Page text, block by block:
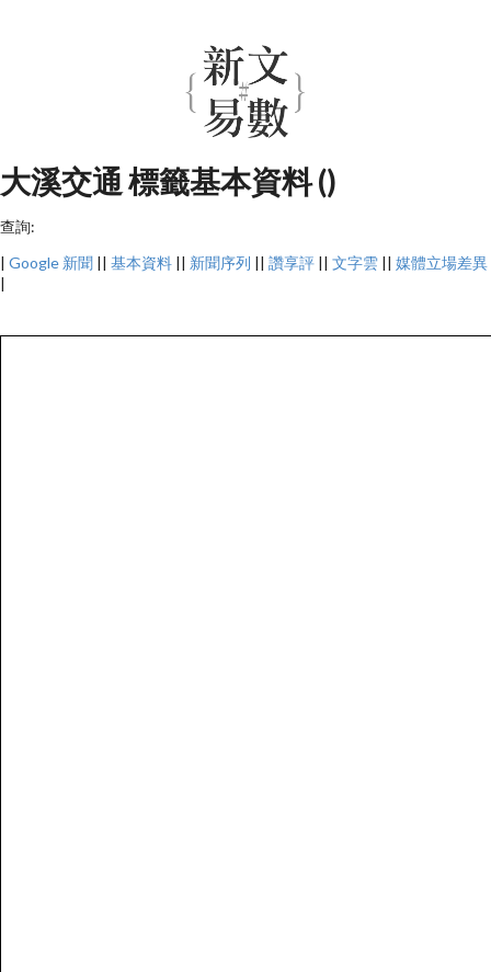
大溪交通 標籤基本資料 ()
查詢:
| Google 新聞 || 基本資料 || 新聞序列 || 讚享評 || 文字雲 || 媒體立場差異
|